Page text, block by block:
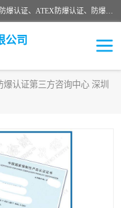
深圳中诺检测技术有限公司是一家专注IECEx防爆认证、ATEX防爆认证、防爆电气检测、防爆合格证、煤安认证等代理机构，可为客户提供从防爆设计、认证、现场检查、工程施工改造、培训等一站式服务。
公司
爆认证第三方咨询中心 深圳
场防爆检测
煤安矿安
爆设计